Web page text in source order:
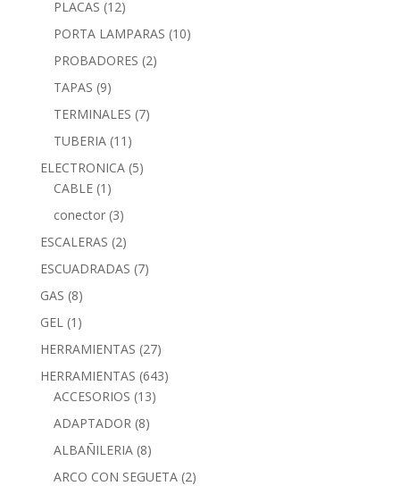
PLACAS (12)
PORTA LAMPARAS (10)
PROBADORES (2)
TAPAS (9)
TERMINALES (7)
TUBERIA (11)
ELECTRONICA (5)
CABLE (1)
conector (3)
ESCALERAS (2)
ESCUADRADAS (7)
GAS (8)
GEL (1)
HERRAMIENTAS (27)
HERRAMIENTAS (643)
ACCESORIOS (13)
ADAPTADOR (8)
ALBAÑILERIA (8)
ARCO CON SEGUETA (2)